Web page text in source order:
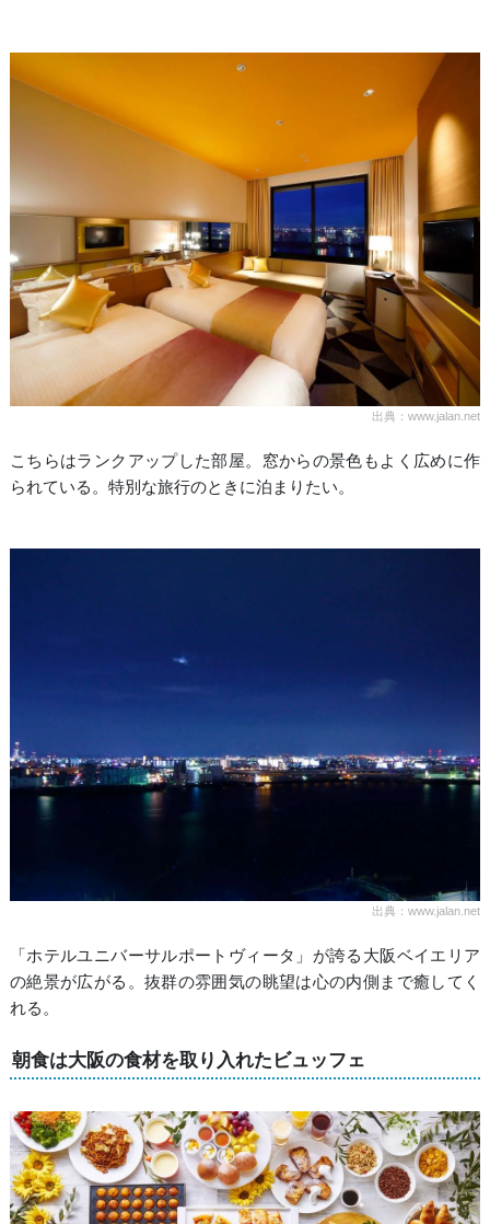
出典：www.jalan.net
こちらはランクアップした部屋。窓からの景色もよく広めに作
られている。特別な旅行のときに泊まりたい。
出典：www.jalan.net
「ホテルユニバーサルポートヴィータ」が誇る大阪ベイエリア
の絶景が広がる。抜群の雰囲気の眺望は心の内側まで癒してく
れる。
朝食は大阪の食材を取り入れたビュッフェ